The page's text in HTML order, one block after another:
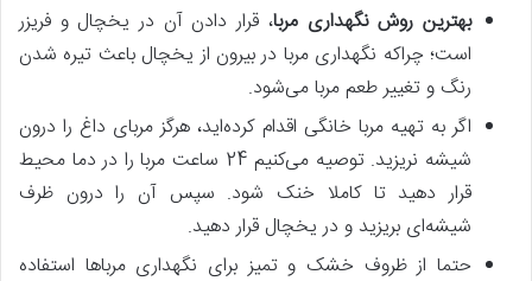
بهترین روش نگهداری مربا، قرار دادن آن در یخچال و فریزر
است؛ چراکه نگهداری مربا در بیرون از یخچال باعث تیره شدن
رنگ و تغییر طعم مربا می‌شود.
اگر به تهیه مربا خانگی اقدام کرده‌اید، هرگز مربای داغ را درون
شیشه نریزید. توصیه می‌کنیم 24 ساعت مربا را در دما محیط
قرار دهید تا کاملا خنک شود. سپس آن را درون ظرف
شیشه‌ای بریزید و در یخچال قرار دهید.
حتما از ظروف خشک و تمیز برای نگهداری مرباها استفاده